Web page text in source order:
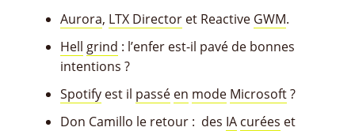
Aurora, LTX Director et Reactive GWM.
Hell grind : l’enfer est-il pavé de bonnes
intentions ?
Spotify est il passé en mode Microsoft?
Don Camillo le retour : des IA curées et